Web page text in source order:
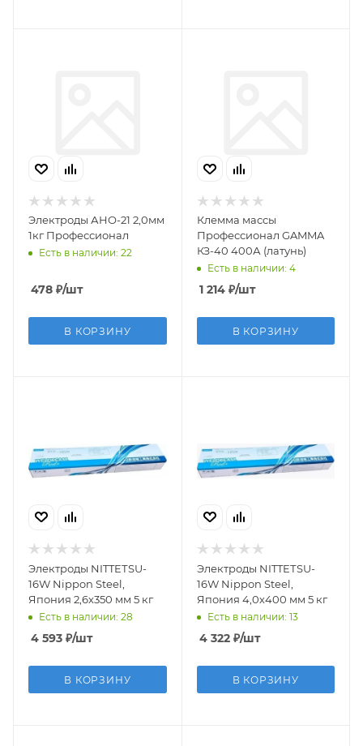
Электроды АНО-21 2,0мм
1кг Профессионал
Есть в наличии: 22
478 ₽/шт
В КОРЗИНУ
Клемма массы
Профессионал GAMMA
КЗ-40 400А (латунь)
Есть в наличии: 4
1 214₽/шт
В КОРЗИНУ
Электроды NITTEТSU-
16W Nippon Steel,
Япония 2,6х350 мм 5 кг
Есть в наличии: 28
4 593 ₽/шт
В КОРЗИНУ
Электроды NITTEТSU-
16W Nippon Steel,
Япония 4,0х400 мм 5 кг
Есть в наличии: 13
4 322₽/шт
В КОРЗИНУ